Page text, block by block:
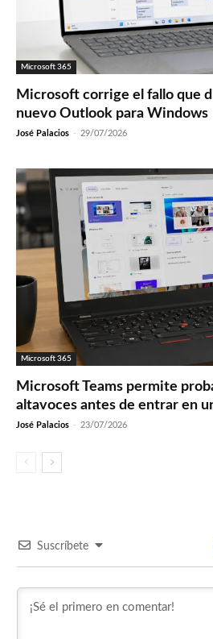
Microsoft 365
Microsoft corrige el fallo que
nuevo Outlook para Windows
José Palacios - 29/07/2026
Microsoft 365
Microsoft Teams permite
altavoces antes de entrar en
José Palacios - 23/07/2026
Suscríbete